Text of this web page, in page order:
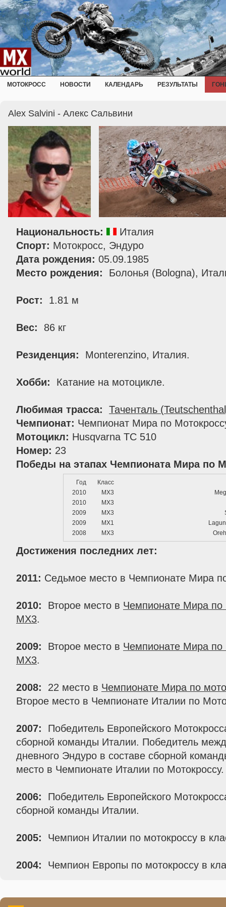
МОТОКРОСС НОВОСТИ КАЛЕНДАРЬ РЕЗУЛЬТАТЫ
Alex Salvini - Алекс Сальвини
Национальность:
Италия
Спорт: Мотокросс, Эндуро
Дата рождения: 05.09.1985
Место рождения: Болонья (Bologna),
Рост: 1.81 м
Вес: 86 кг
Резиденция: Monterenzino, Италия.
Хобби: Катание на мотоцикле.
Любимая трасса:
Таченталь
Чемпионат: Чемпионат Мира по
Мотоцикл: Husqvarna TC 510
Номер: 23
Победы на этапах Чемпионата Мира по
Год
Класс
2010
MX3
2010
MX3
2009
MX3
2009
MX1
2008
MX3
Достижения последних лет:
2011: Седьмое место в Чемпионате Мира
2010: Второе место в Чемпионате Мира по
MX3.
2009: Второе место в Чемпионате Мира по
MX3.
2008: 22 место в Чемпионате Мира по
Второе место в Чемпионате Италии по
2007: Победитель Европейского
сборной команды Италии. Победитель
дневного Эндуро в составе сборной
место в Чемпионате Италии по Мотокроссу.
2006: Победитель Европейского
сборной команды Италии.
2005: Чемпион Италии по мотокроссу в
2004: Чемпион Европы по мотокроссу в